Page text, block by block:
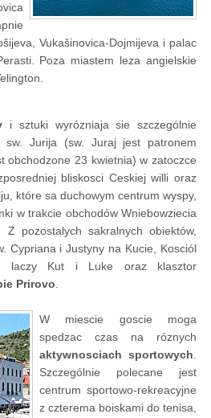
Vukašinovica-Dojmijeva i palac
Poza miastem leza angielskie
i sztuki wyrózniaja sie szczególnie
sw. Jurija (sw. Juraj jest patronem
obchodzone 23 kwietnia) w zatoczce
bliskosci Ceskiej willi oraz
które sa duchowym centrum wyspy,
w trakcie obchodów Wniebowziecia
Z pozostalych sakralnych obiektów,
Cypriana i Justyny na Kucie, Kosciól
laczy Kut i Luke oraz klasztor
Prirovo
W miescie goscie moga
spedzac czas na róznych
aktywnosciach sportowych
Szczególnie polecane jest
centrum sportowo-rekreacyjne
z czterema boiskami do tenisa,